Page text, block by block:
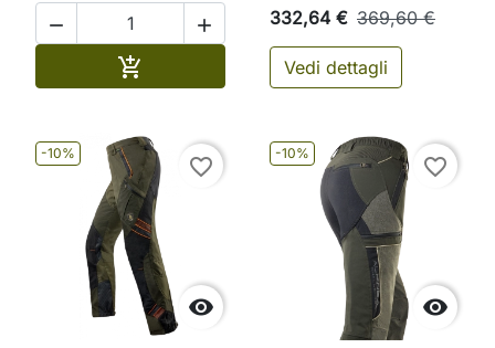
 
 Aggiungi al carrello
332,64 € 369,60 €
Vedi dettagli
-10%

favorite_border
-10%

favorite_border